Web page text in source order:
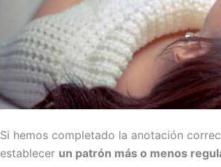
Si hemos completado la anotación
establecer un patrón más o menos